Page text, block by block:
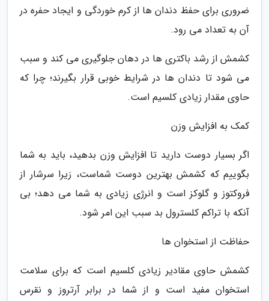
ضروری برای حفظ دندان ها از کرم خوردگی و ایجاد حفره در
آن به تعداد می رود.
کشمش از رشد باکتری ها در دهان جلوگیری می کند و سبب
می شود تا دندان ها در شرایط خوبی قرار بگیرند؛ چرا که
حاوی مقدار زیادی کلسیم است.
کمک به افزایش وزن
اگر بسیار دوست دارید تا افزایش وزن بدهید، باید به شما
بگوییم که کشمش بهترین دوست شماست، زیرا سرشار از
فروکتوز و گلوکز است و انرژی زیادی به شما می دهد؛ بی
آنکه با تراکم کلسترول بد سبب این امر شود.
حفاظت از استخوان ها
کشمش حاوی مقادیر زیادی کلسیم است که برای سلامت
استخوان مفید است و از شما در برابر آرتروز و نقرس